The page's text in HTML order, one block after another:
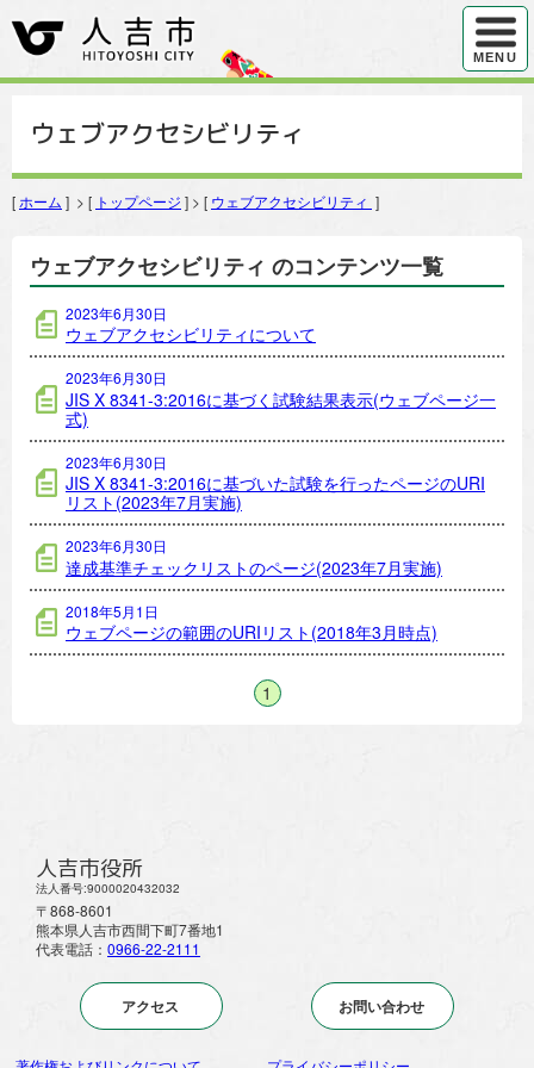
ハンバ
MENU
ウェブアクセシビリティ
[ ホーム ] > [ トップページ ] > [ ウェブアクセシビリティ ]
ウェブアクセシビリティ のコンテンツ一覧
2023年6月30日
ウェブアクセシビリティについて
2023年6月30日
JIS X 8341-3:2016に基づく試験結果表示(ウェブページ一
式)
2023年6月30日
JIS X 8341-3:2016に基づいた試験を行ったページのURI
リスト(2023年7月実施)
2023年6月30日
達成基準チェックリストのページ(2023年7月実施)
2018年5月1日
ウェブページの範囲のURIリスト(2018年3月時点)
1
人吉市役所
法人番号:9000020432032
〒868-8601
熊本県人吉市西間下町7番地1
代表電話： 0966-22-2111
アクセス お問い合わせ